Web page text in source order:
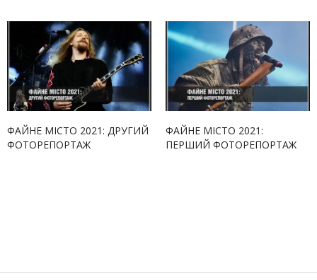
ФАЙНЕ МІСТО 2021: ДРУГИЙ
ФОТОРЕПОРТАЖ
ФАЙНЕ МІСТО 2021:
ПЕРШИЙ ФОТОРЕПОРТАЖ